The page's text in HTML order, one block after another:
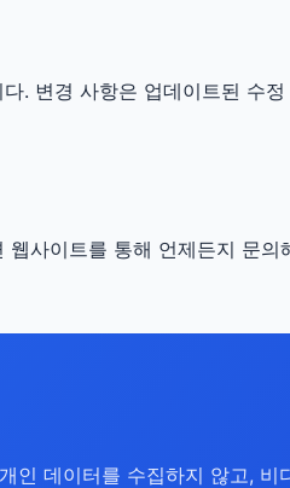
. 변경 사항은 업데이트된 수
사이트를 통해 언제든지 문
인 데이터를 수집하지 않고,